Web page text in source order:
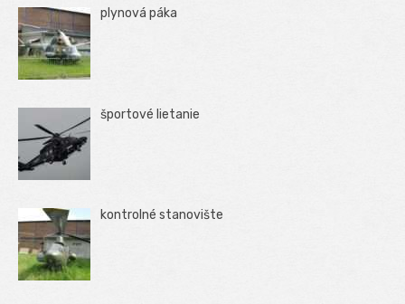
plynová páka
športové lietanie
kontrolné stanovište